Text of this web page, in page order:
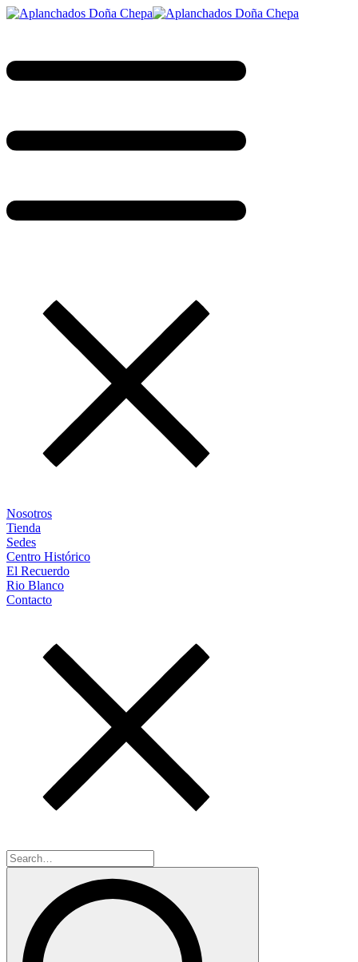
Nosotros
Tienda
Sedes
Centro Histórico
El Recuerdo
Rio Blanco
Contacto